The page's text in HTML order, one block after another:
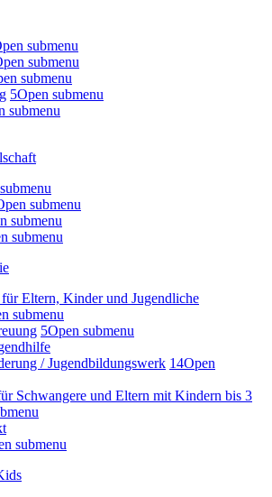
submenu
submenu
submenu
5Open submenu
submenu
submenu
submenu
submenu
Eltern, Kinder und Jugendliche
submenu
5Open submenu
/ Jugendbildungswerk 14Open
Schwangere und Eltern mit Kindern bis 3
submenu